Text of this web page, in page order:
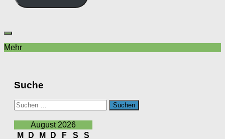
Mehr
Suche
Suchen
nach:
August 2026
M
D M D F S S